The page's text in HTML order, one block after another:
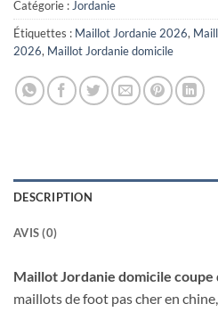
Catégorie : Jordanie
Étiquettes : Maillot Jordanie 2026,
2026, Maillot Jordanie domicile
DESCRIPTION
AVIS (0)
Maillot Jordanie domicile coupe
maillots de foot pas cher en